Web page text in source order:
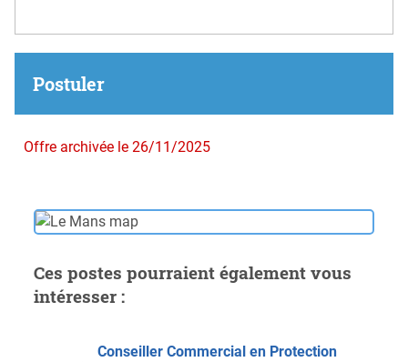
Postuler
Offre archivée le 26/11/2025
Ces postes pourraient également vous
intéresser :
Conseiller Commercial en Protection